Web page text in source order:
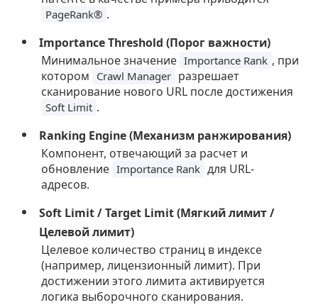
PageRank® .
Importance Threshold (Порог важности)
Минимальное значение Importance Rank , при
котором Crawl Manager разрешает
сканирование нового URL после достижения
Soft Limit .
Ranking Engine (Механизм ранжирования)
Компонент, отвечающий за расчет и
обновление Importance Rank для URL-
адресов.
Soft Limit / Target Limit (Мягкий лимит /
Целевой лимит)
Целевое количество страниц в индексе
(например, лицензионный лимит). При
достижении этого лимита активируется
логика выборочного сканирования.